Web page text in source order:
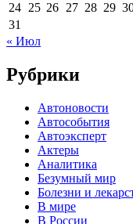
24 25 26 27 28 29
31
« Июл
Рубрики
Автоновости
Автособытия
Автоэксперт
Актеры
Аналитика
Безумный мир
Болезни и
В мире
В России